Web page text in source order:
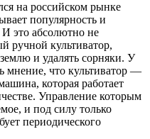
на российском рынке
популярность и
это абсолютно не
ручной культиватор,
и удалять сорняки. У
мнение, что культиватор —
которая работает
Управление которым
и под силу только
периодического